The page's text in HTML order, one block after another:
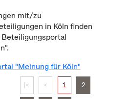
mit/zu
in Köln finden
"Meinung für Köln"
|< < 1 2